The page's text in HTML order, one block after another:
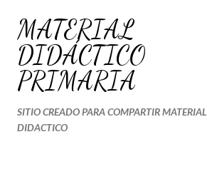
Ir al contenido principal
MATERIAL
DIDÁCTICO
PRIMARIA
SITIO CREADO PARA COMPARTIR MATERIAL
DIDACTICO